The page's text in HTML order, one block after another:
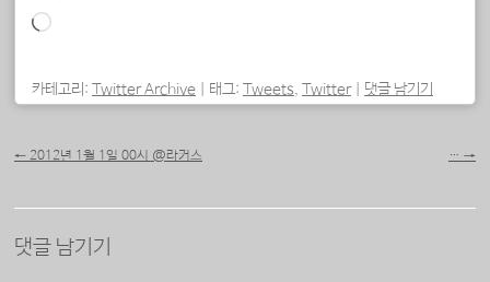
로
중...
카테고리: Twitter Archive 태그: Tweets, Twitter 댓글 남기기
← 2012년 1월 1일 00시 @라커스 … →
댓글 남기기